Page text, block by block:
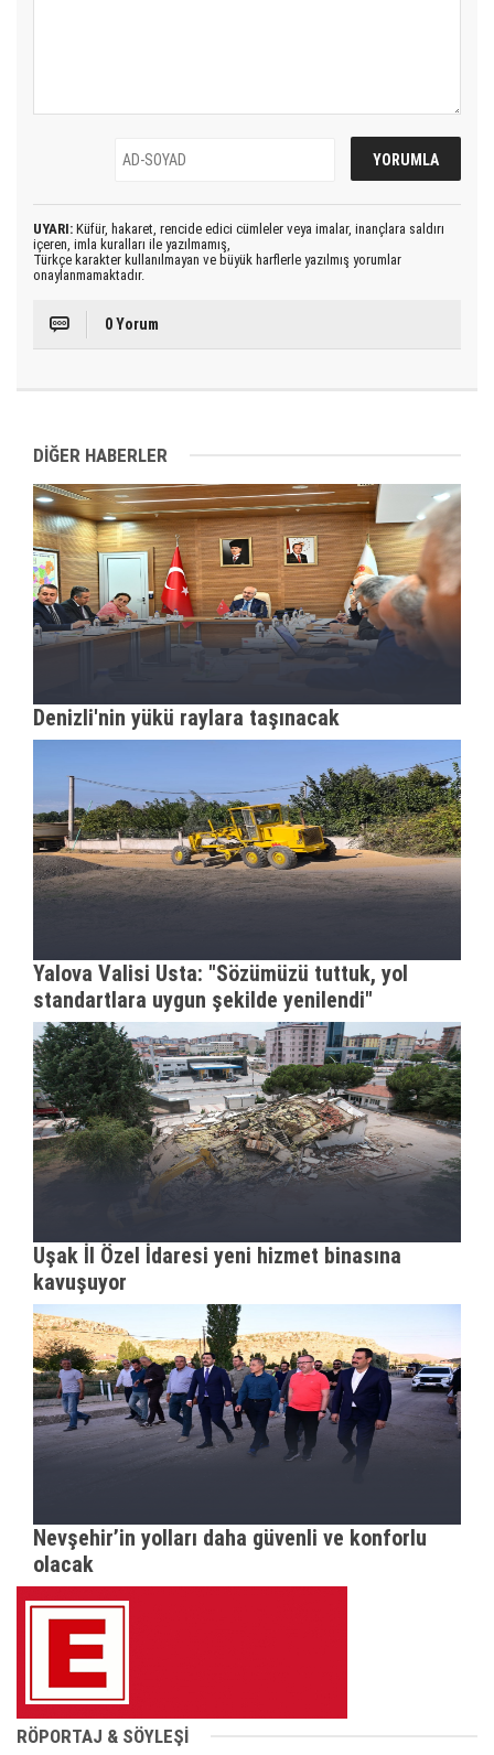
UYARI: Küfür, hakaret, rencide edici cümleler veya imalar, inançlara saldırı
içeren, imla kuralları ile yazılmamış,
Türkçe karakter kullanılmayan ve büyük harflerle yazılmış yorumlar
onaylanmamaktadır.
0 Yorum
DİĞER HABERLER
Denizli'nin yükü raylara taşınacak
Yalova Valisi Usta: "Sözümüzü tuttuk, yol
standartlara uygun şekilde yenilendi"
Uşak İl Özel İdaresi yeni hizmet binasına
kavuşuyor
Nevşehir’in yolları daha güvenli ve konforlu
olacak
RÖPORTAJ & SÖYLEŞİ